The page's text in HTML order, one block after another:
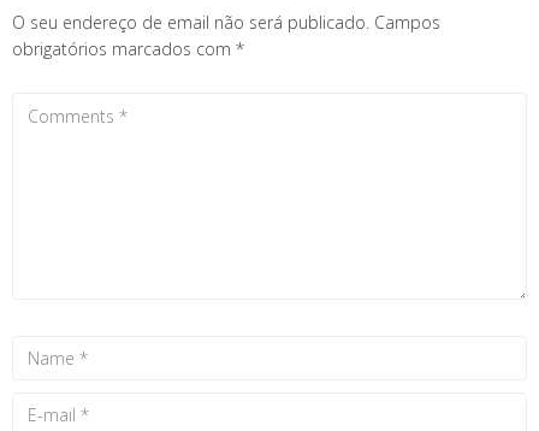
O seu endereço de email não será publicado. Campos
obrigatórios marcados com *